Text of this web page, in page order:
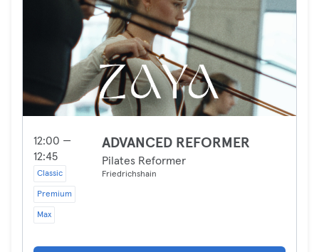
12:00 —
12:45
Classic
Premium
Max
ADVANCED REFORMER
Pilates Reformer
Friedrichshain